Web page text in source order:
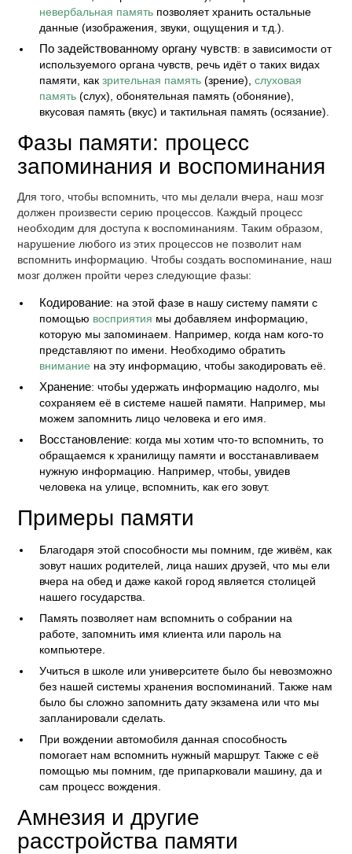
невербальная память позволяет хранить остальные
данные (изображения, звуки, ощущения и т.д.).
По задействованному органу чувств: в зависимости от
используемого органа чувств, речь идёт о таких видах
памяти, какзрительная память (зрение),слуховая
память (слух), обонятельная память (обоняние),
вкусовая память (вкус) и тактильная память (осязание).
Фазы памяти: процесс
запоминания и воспоминания
Для того, чтобы вспомнить, что мы делали вчера, наш мозг
должен произвести серию процессов. Каждый процесс
необходим для доступа к воспоминаниям. Таким образом,
нарушение любого из этих процессов не позволит нам
вспомнить информацию. Чтобы создать воспоминание, наш
мозг должен пройти через следующие фазы:
Кодирование: на этой фазе в нашу систему памяти с
помощью восприятия мы добавляем информацию,
которую мы запоминаем. Например, когда нам кого-то
представляют по имени. Необходимо обратить
внимание на эту информацию, чтобы закодировать её.
Хранение: чтобы удержать информацию надолго, мы
сохраняем её в системе нашей памяти. Например, мы
можем запомнить лицо человека и его имя.
Восстановление: когда мы хотим что-то вспомнить, то
обращаемся к хранилищу памяти и восстанавливаем
нужную информацию. Например, чтобы, увидев
человека на улице, вспомнить, как его зовут.
Примеры памяти
Благодаря этой способности мы помним, где живём, как
зовут наших родителей, лица наших друзей, что мы ели
вчера на обед и даже какой город является столицей
нашего государства.
Память позволяет нам вспомнить о собрании на
работе, запомнить имя клиента или пароль на
компьютере.
Учиться в школе или университете было бы невозможно
без нашей системы хранения воспоминаний. Также нам
было бы сложно запомнить дату экзамена или что мы
запланировали сделать.
При вождении автомобиля данная способность
помогает нам вспомнить нужный маршрут. Также с её
помощью мы помним, где припарковали машину, да и
сам процесс вождения.
Амнезия и другие
расстройства памяти